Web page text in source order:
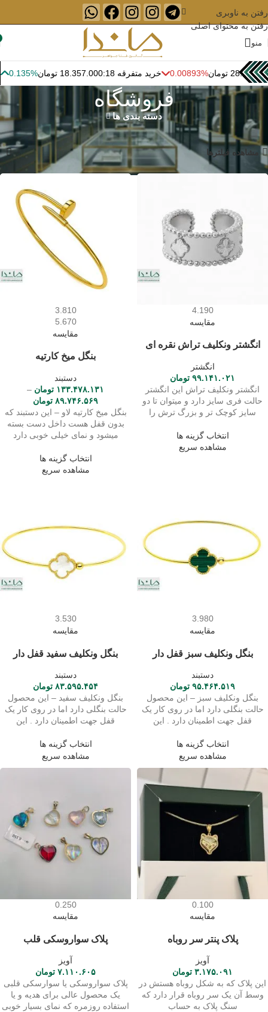
رفتن به ناوبری
رفتن به محتوای اصلی
منو
تومان 0.00893% خرید متفرقه 18: 18.357.000 تومان 0.135%
فروشگاه
دسته بندی ها
صفحه اصلی » فروشگاه نمایش 25–36 از 465 نتیجه
مشاهده فیلترها
4.190
مقایسه
انگشتر ونکلیف تراش نقره ای
انگشتر
۹۹.۱۴۱.۰۲۱ تومان
انگشتر ونکلیف تراش این انگشتر
حالت فری سایز دارد و میتوان تا دو
سایز کوچک تر و بزرگ ترش را
انتخاب گزینه ها
مشاهده سریع
3.810
5.670
مقایسه
بنگل میخ کارتیه
دستبند
۱۳۳.۴۷۸.۱۳۱ تومان –
۸۹.۷۴۶.۵۶۹ تومان
بنگل میخ کارتیه لاو – این دستبند که
بدون قفل هست داخل دست بسته
میشود و نمای خیلی خوبی دارد
انتخاب گزینه ها
مشاهده سریع
3.980
مقایسه
بنگل ونکلیف سبز قفل دار
دستبند
۹۵.۴۶۴.۵۱۹ تومان
بنگل ونکلیف سبز – این محصول
حالت بنگلی دارد اما در روی کار یک
قفل جهت اطمینان دارد . این
انتخاب گزینه ها
مشاهده سریع
3.530
مقایسه
بنگل ونکلیف سفید قفل دار
دستبند
۸۳.۵۹۵.۴۵۴ تومان
بنگل ونکلیف سفید – این محصول
حالت بنگلی دارد اما در روی کار یک
قفل جهت اطمینان دارد . این
انتخاب گزینه ها
مشاهده سریع
0.100
مقایسه
پلاک پنتر سر روباه
آویز
۳.۱۷۵.۰۹۱ تومان
این پلاک که به شکل روباه هستش در
وسط آن یک سر روباه قرار دارد که
سنگ پلاک به حساب
0.250
مقایسه
پلاک سواروسکی قلب
آویز
۷.۱۱۰.۶۰۵ تومان
پلاک سواروسکی یا سوارسکی قلبی
یک محصول عالی برای هدیه و یا
استفاده روزمره که نمای بسیار خوبی